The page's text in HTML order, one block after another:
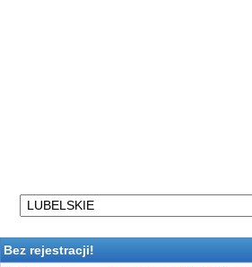
Bez rejestracji!